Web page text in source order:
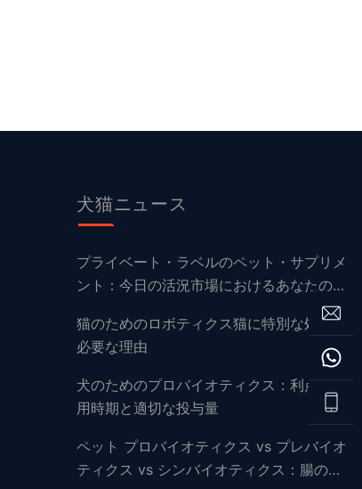
犬猫ニュース
プライベート・ラベルのペット・サプリメ
ント：今日の活況市場におけるあなたのフ
猫のためのロボティクス猫に特別な処方が
必要な理由
犬のためのプロバイオティクス：利点、使
用時期と適切な投与量
ペット プロバイオティクス vs プレバイオ
ティクス vs シンバイオティクス：腸の健